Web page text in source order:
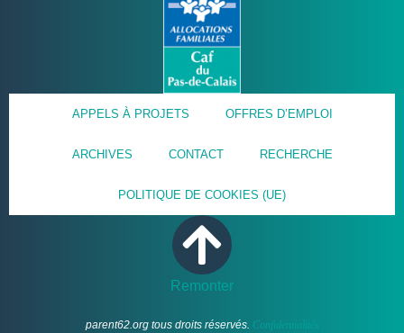
APPELS À PROJETS OFFRES D’EMPLOI
ARCHIVES CONTACT RECHERCHE
POLITIQUE DE COOKIES (UE)
Remonter
parent62.org tous droits réservés. Confidentialités